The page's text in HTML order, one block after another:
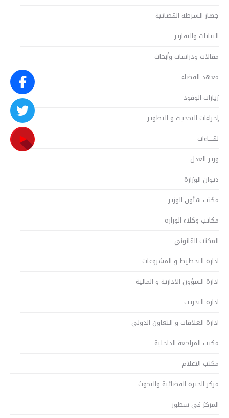
جهاز الشرطة القضائية
البيانات والتقارير
مقالات ودراسات وأبحاث
معهد القضاء
زيارات الوفود
إجراءات التحديث و التطوير
لقــــاءات
وزير العدل
ديوان الوزارة
مكتب شئون الوزير
مكاتب وكلاء الوزارة
المكتب القانوني
ادارة التخطيط و المشروعات
ادارة الشؤون الادارية و المالية
ادارة التدريب
ادارة العلاقات و التعاون الدولي
مكتب المراجعة الداخلية
مكتب الاعلام
مركز الخبرة القضائية والبحوث
المركز في سطور